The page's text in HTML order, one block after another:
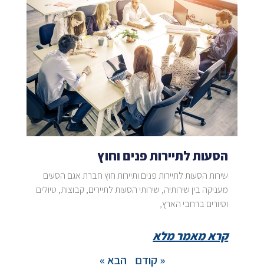
הסעות לתיירות פנים וחוץ
שירות הסעות לתיירות פנים ותיירות חוץ חברת אגם הסעים
מעניקה בין שירותיה, שירותי הסעות לתיירים, קבוצות, טיולים
וסיורים ברחבי הארץ,
קרא מאמר מלא
« קודם
הבא »